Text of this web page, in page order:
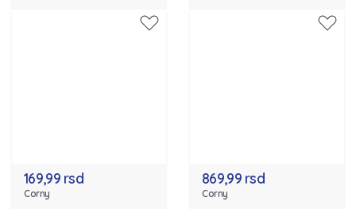
169,99 rsd
Corny
869,99 rsd
Corny